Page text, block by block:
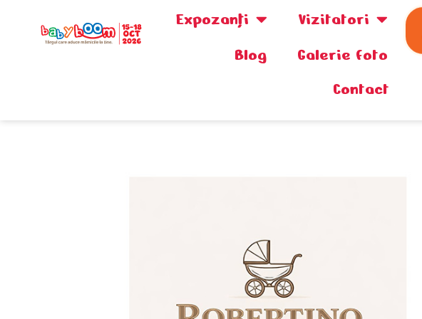
Expozanţi
Vizitatori
Blog
Galerie foto
Contact